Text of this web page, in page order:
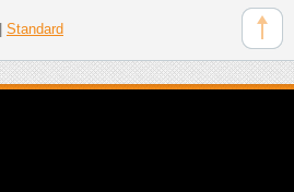
Standard